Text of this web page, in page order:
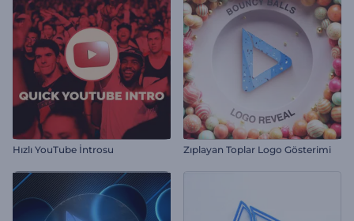
Hızlı YouTube İntrosu Zıplayan Toplar Logo Gösterimi